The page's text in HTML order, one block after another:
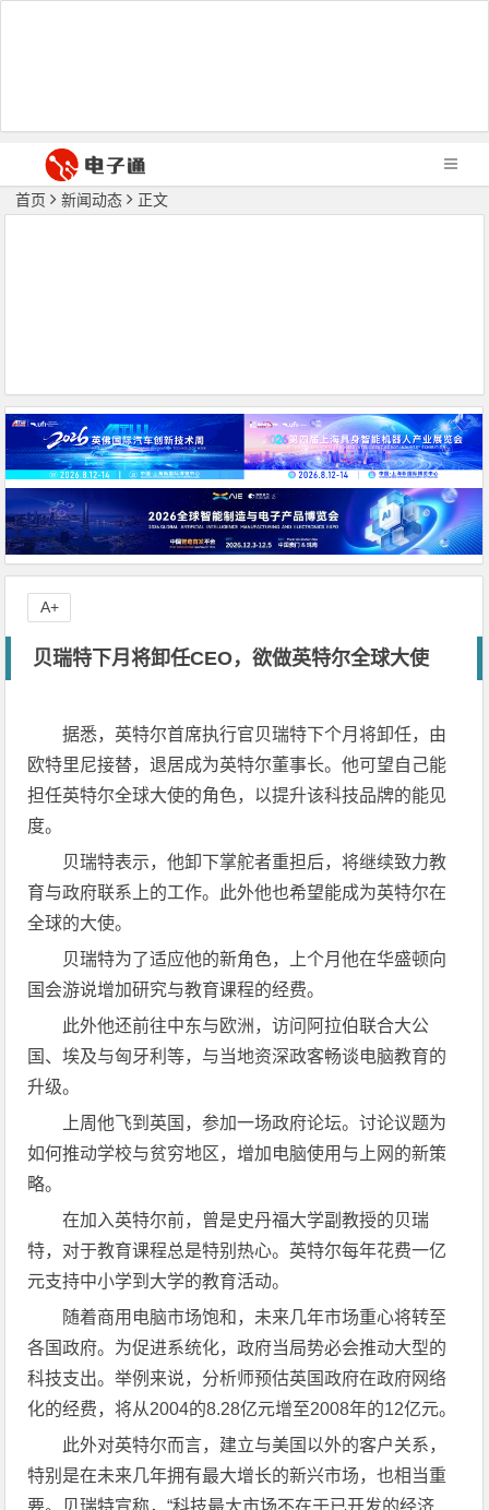
首页 新闻动态 正文
贝瑞特下月将卸任CEO，欲做英特尔全球大使
据悉，英特尔首席执行官贝瑞特下个月将卸任，由
欧特里尼接替，退居成为英特尔董事长。他可望自己能
担任英特尔全球大使的角色，以提升该科技品牌的能见
度。
贝瑞特表示，他卸下掌舵者重担后，将继续致力教
育与政府联系上的工作。此外他也希望能成为英特尔在
全球的大使。
贝瑞特为了适应他的新角色，上个月他在华盛顿向
国会游说增加研究与教育课程的经费。
此外他还前往中东与欧洲，访问阿拉伯联合大公
国、埃及与匈牙利等，与当地资深政客畅谈电脑教育的
升级。
上周他飞到英国，参加一场政府论坛。讨论议题为
如何推动学校与贫穷地区，增加电脑使用与上网的新策
略。
在加入英特尔前，曾是史丹福大学副教授的贝瑞
特，对于教育课程总是特别热心。英特尔每年花费一亿
元支持中小学到大学的教育活动。
随着商用电脑市场饱和，未来几年市场重心将转至
各国政府。为促进系统化，政府当局势必会推动大型的
科技支出。举例来说，分析师预估英国政府在政府网络
化的经费，将从2004的8.28亿元增至2008年的12亿元。
此外对英特尔而言，建立与美国以外的客户关系，
特别是在未来几年拥有最大增长的新兴市场，也相当重
要。贝瑞特宣称，“科技最大市场不在于已开发的经济
A+